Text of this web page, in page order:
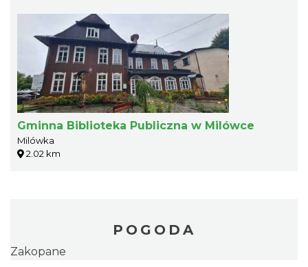
Gminna Biblioteka Publiczna w Milówce
Milówka
2.02 km
POGODA
Zakopane